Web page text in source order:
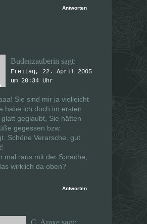
Antworten
Budenzauberin sagt:
Freitag, 22. April 2005
um 20:34 Uhr
Sie sind mir ja vielleicht
habe ich doch im ersten
geglaubt, Sie hätten
gegessen bzw.
Schöne Verarsche, gut
mal raus mit der Sprache,
wirklich da oben?
Antworten